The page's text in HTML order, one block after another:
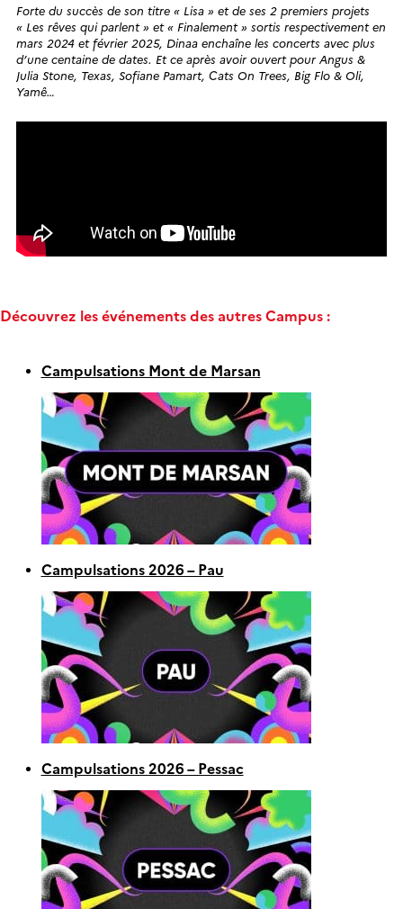
Forte du succès de son titre « Lisa » et de ses 2 premiers projets
« Les rêves qui parlent » et « Finalement » sortis respectivement en
mars 2024 et février 2025, Dinaa enchaîne les concerts avec plus
d’une centaine de dates. Et ce après avoir ouvert pour Angus &
Julia Stone, Texas, Sofiane Pamart, Cats On Trees, Big Flo & Oli,
Yamê…
Découvrez les événements des autres Campus :
Campulsations Mont de Marsan
Campulsations 2026 – Pau
Campulsations 2026 – Pessac